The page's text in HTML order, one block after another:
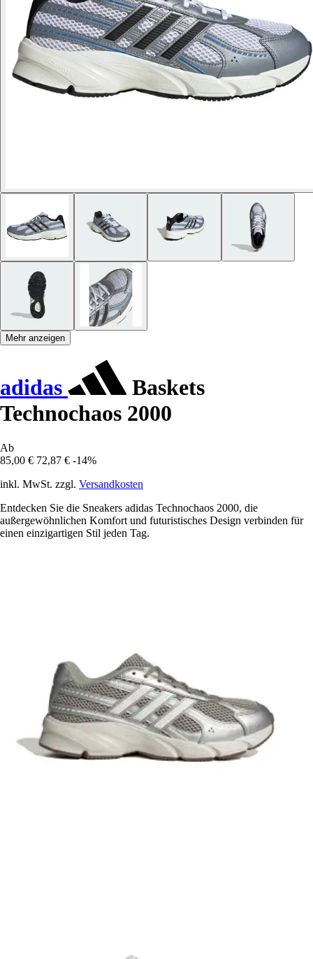
Mehr anzeigen
adidas
Baskets
Technochaos 2000
Ab
85,00 € 72,87 € -14%
inkl. MwSt. zzgl. Versandkosten
Entdecken Sie die Sneakers adidas Technochaos 2000, die
außergewöhnlichen Komfort und futuristisches Design verbinden für
einen einzigartigen Stil jeden Tag.